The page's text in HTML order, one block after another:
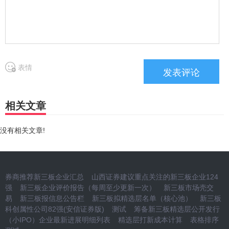
表情
相关文章
没有相关文章!
券商推荐新三板企业汇总
山西证券建议重点关注的新三板企业124
强
新三板企业评价报告（每周至少更新一次）
新三板市场壳交
易
新三板报信息公告栏 新三板拟精选层名单（核心池）
新三板
科创属性公司82强(安信证券版)
测试
筹备新三板精选层公开发行
（小IPO）企业最新进展明细列表
精选层打新成本计算
表格排序